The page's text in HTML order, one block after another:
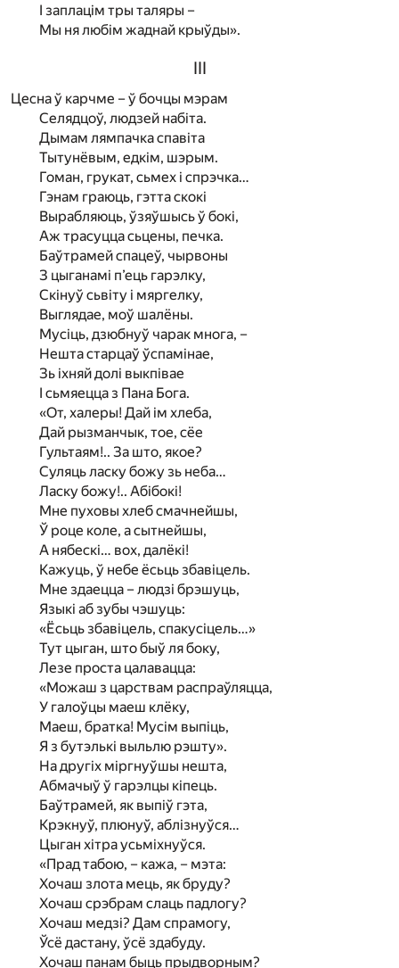
I заплацім тры таляры –
Мы ня любім жаднай крыўды».
III
Цесна ў карчме – ў бочцы мэрам
Селядцоў, людзей набіта.
Дымам лямпачка спавіта
Тытунёвым, едкім, шэрым.
Гоман, грукат, сьмех і спрэчка…
Гэнам граюць, гэтта скокі
Вырабляюць, ўзяўшысь ў бокі,
Аж трасуцца сьцены, печка.
Баўтрамей спацеў, чырвоны
З цыганамі п’ець гарэлку,
Скінуў сьвіту і мяргелку,
Выглядае, моў шалёны.
Мусіць, дзюбнуў чарак многа, –
Нешта старцаў ўспамінае,
Зь іхняй долі выкпівае
I сьмяецца з Пана Бога.
«От, халеры! Дай ім хлеба,
Дай рызманчык, тое, сёе
Гультаям!.. За што, якое?
Суляць ласку божу зь неба…
Ласку божу!.. Абібокі!
Мне пуховы хлеб смачнейшы,
Ў роце коле, а сытнейшы,
А нябескі… вох, далёкі!
Кажуць, ў небе ёсьць збавіцель.
Мне здаецца – людзі брэшуць,
Языкі аб зубы чэшуць:
«Ёсьць збавіцель, спакусіцель…»
Тут цыган, што быў ля боку,
Лезе проста цалавацца:
«Можаш з царствам распраўляцца,
У галоўцы маеш клёку,
Маеш, братка! Мусім выпіць,
Я з бутэлькі выльлю рэшту».
На другіх міргнуўшы нешта,
Абмачыў ў гарэлцы кіпець.
Баўтрамей, як выпіў гэта,
Крэкнуў, плюнуў, аблізнуўся…
Цыган хітра усьміхнуўся.
«Прад табою, – кажа, – мэта:
Хочаш злота мець, як бруду?
Хочаш срэбрам слаць падлогу?
Хочаш медзі? Дам спрамогу,
Ўсё дастану, ўсё здабуду.
Хочаш панам быць прыдворным?